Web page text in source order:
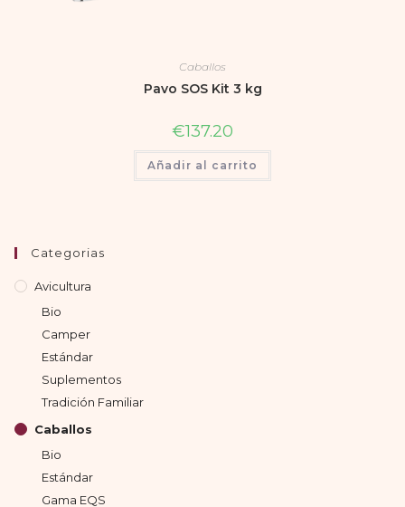
Caballos
Pavo SOS Kit 3 kg
€137.20
Añadir al carrito
Categorias
Avicultura
Bio
Camper
Estándar
Suplementos
Tradición Familiar
Caballos
Bio
Estándar
Gama EQS